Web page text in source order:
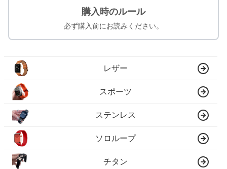
購入時のルール
必ず購入前にお読みください。
レザー
スポーツ
ステンレス
ソロループ
チタン